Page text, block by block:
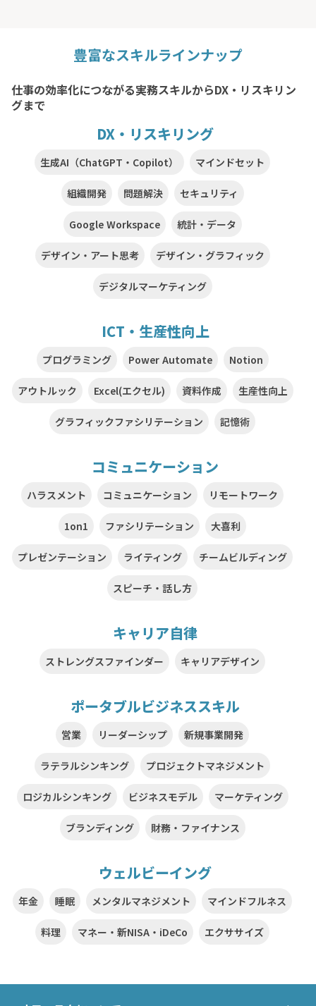
豊富なスキルラインナップ
仕事の効率化につながる実務スキルからDX・リスキリン
グまで
DX・リスキリング
生成AI（ChatGPT・Copilot） マインドセット
組織開発 問題解決 セキュリティ
Google Workspace 統計・データ
デザイン・アート思考 デザイン・グラフィック
デジタルマーケティング
ICT・生産性向上
プログラミング Power Automate Notion
アウトルック Excel(エクセル) 資料作成 生産性向上
グラフィックファシリテーション 記憶術
コミュニケーション
ハラスメント コミュニケーション リモートワーク
1on1 ファシリテーション 大喜利
プレゼンテーション ライティング チームビルディング
スピーチ・話し方
キャリア自律
ストレングスファインダー キャリアデザイン
ポータブルビジネススキル
営業 リーダーシップ 新規事業開発
ラテラルシンキング プロジェクトマネジメント
ロジカルシンキング ビジネスモデル マーケティング
ブランディング 財務・ファイナンス
ウェルビーイング
年金 睡眠 メンタルマネジメント マインドフルネス
料理 マネー・新NISA・iDeCo エクササイズ